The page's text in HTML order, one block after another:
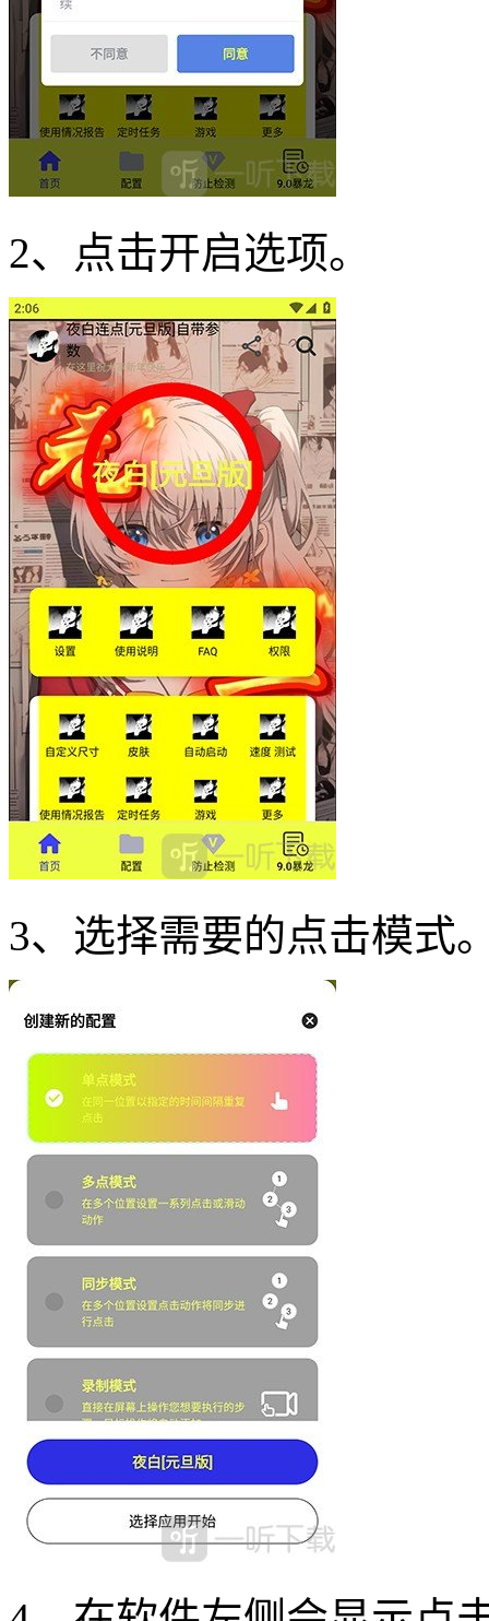
2、点击开启选项。
3、选择需要的点击模式